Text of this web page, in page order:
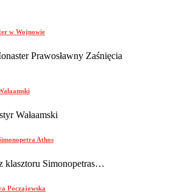
w Wojnowie
Prawosławny Zaśnięcia
Wałaamski
Athos
klasztoru Simonopetras…
Poczajowska